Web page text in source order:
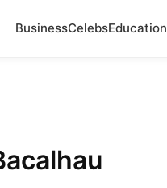
BusinessCelebsEducation